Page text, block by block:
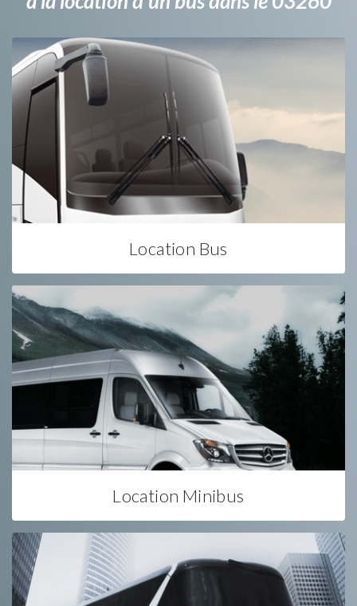
Location Bus
Location Minibus